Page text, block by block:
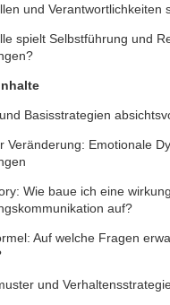
und Verantwortlichkeiten
spielt Selbstführung und
Basisstrategien
Veränderung: Emotionale
Wie baue ich eine
auf?
Auf welche Fragen
und